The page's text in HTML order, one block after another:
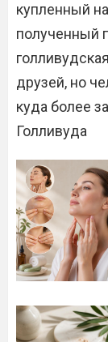
купленный
полученный
друзей, но
куда более
Голливуда